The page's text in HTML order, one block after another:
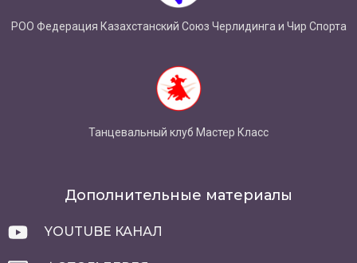
РОО Федерация Казахстанский Союз Черлидинга и Чир Спорта
Танцевальный клуб Мастер Класс
Дополнительные материалы
YOUTUBE КАНАЛ